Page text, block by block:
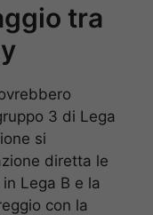
tra
3 di Lega
si
diretta le
Lega B e la
con la